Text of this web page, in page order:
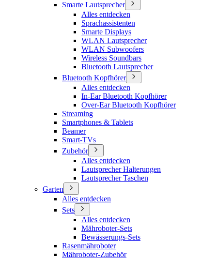
Smarte Lautsprecher
Alles entdecken
Sprachassistenten
Smarte Displays
WLAN Lautsprecher
WLAN Subwoofers
Wireless Soundbars
Bluetooth Lautsprecher
Bluetooth Kopfhörer
Alles entdecken
In-Ear Bluetooth Kopfhörer
Over-Ear Bluetooth Kopfhörer
Streaming
Smartphones & Tablets
Beamer
Smart-TVs
Zubehör
Alles entdecken
Lautsprecher Halterungen
Lautsprecher Taschen
Garten
Alles entdecken
Sets
Alles entdecken
Mähroboter-Sets
Bewässerungs-Sets
Rasenmähroboter
Mähroboter-Zubehör